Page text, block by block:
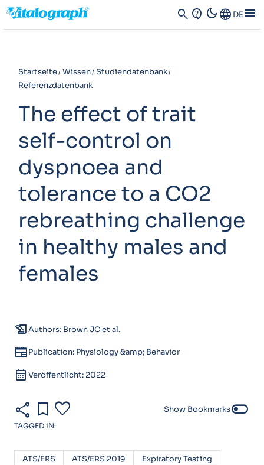
search contact_support dark_modeLanguage DE menu
Startseite Wissen Studiendatenbank
Referenzdatenbank
The effect of trait
self-control on
dyspnoea and
tolerance to a CO2
rebreathing challenge
in healthy males and
females
history_eduAuthors: Brown JC et al.
newspaperPublication: Physiology &amp; Behavior
calendar_month Veröffentlicht: 2022
share bookmark favorite Show Bookmarkstoggle_off
TAGGED IN:
ATS/ERS ATS/ERS 2019
Expiratory Testing